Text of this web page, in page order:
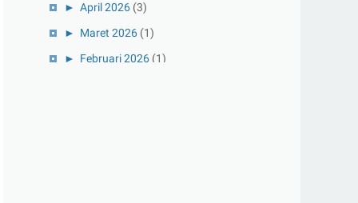
► April 2026 (3)
► Maret 2026 (1)
► Februari 2026 (1)